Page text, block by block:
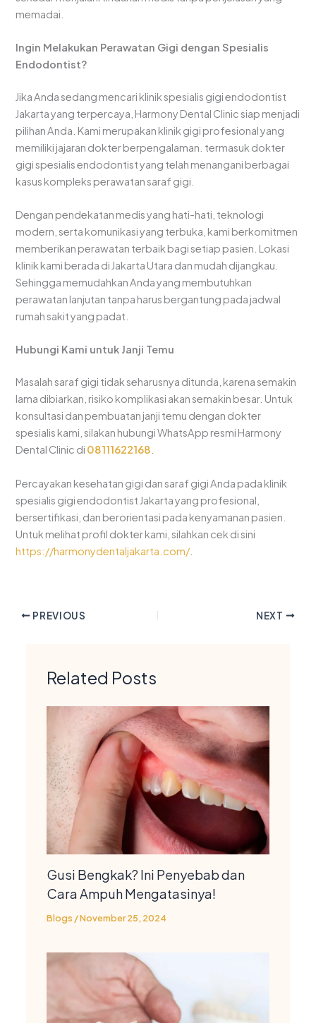
memadai.
Ingin Melakukan Perawatan Gigi dengan Spesialis
Endodontist?
Jika Anda sedang mencari klinik spesialis gigi endodontist
Jakarta yang terpercaya, Harmony Dental Clinic siap menjadi
pilihan Anda. Kami merupakan klinik gigi profesional yang
memiliki jajaran dokter berpengalaman. termasuk dokter
gigi spesialis endodontist yang telah menangani berbagai
kasus kompleks perawatan saraf gigi.
Dengan pendekatan medis yang hati-hati, teknologi
modern, serta komunikasi yang terbuka, kami berkomitmen
memberikan perawatan terbaik bagi setiap pasien. Lokasi
klinik kami berada di Jakarta Utara dan mudah dijangkau.
Sehingga memudahkan Anda yang membutuhkan
perawatan lanjutan tanpa harus bergantung pada jadwal
rumah sakit yang padat.
Hubungi Kami untuk Janji Temu
Masalah saraf gigi tidak seharusnya ditunda, karena semakin
lama dibiarkan, risiko komplikasi akan semakin besar. Untuk
konsultasi dan pembuatan janji temu dengan dokter
spesialis kami, silakan hubungi WhatsApp resmi Harmony
Dental Clinic di 08111622168
Percayakan kesehatan gigi dan saraf gigi Anda pada klinik
spesialis gigi endodontist Jakarta yang profesional,
bersertifikasi, dan berorientasi pada kenyamanan pasien.
Untuk melihat profil dokter kami, silahkan cek di sini
https://harmonydentaljakarta.com/
PREVIOUS NEXT
Related Posts
Gusi Bengkak? Ini Penyebab dan
Cara Ampuh Mengatasinya!
Blogs /November 25, 2024